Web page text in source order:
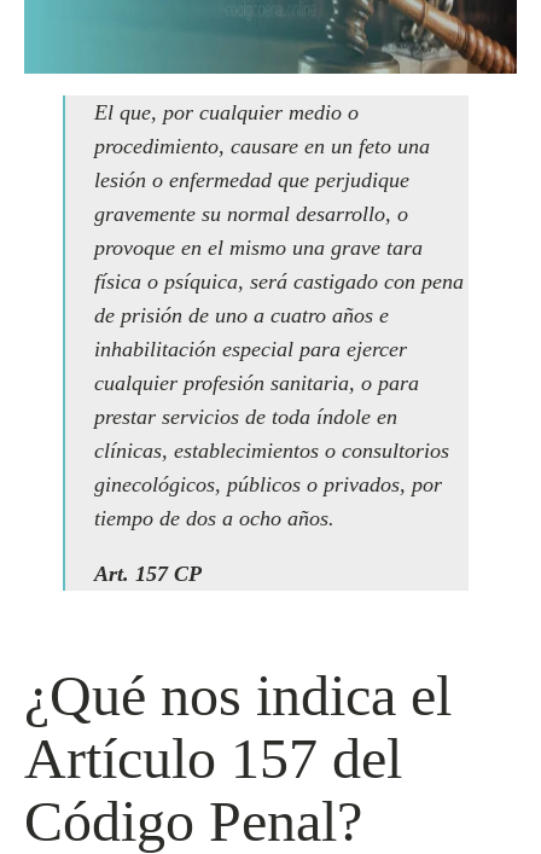
El que, por cualquier medio o
procedimiento, causare en un feto una
lesión o enfermedad que perjudique
gravemente su normal desarrollo, o
provoque en el mismo una grave tara
física o psíquica, será castigado con pena
de prisión de uno a cuatro años e
inhabilitación especial para ejercer
cualquier profesión sanitaria, o para
prestar servicios de toda índole en
clínicas, establecimientos o consultorios
ginecológicos, públicos o privados, por
tiempo de dos a ocho años.
Art. 157 CP
¿Qué nos indica el
Artículo 157 del
Código Penal?